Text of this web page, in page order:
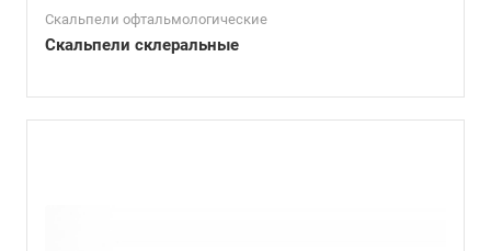
Скальпели офтальмологические
Скальпели склеральные